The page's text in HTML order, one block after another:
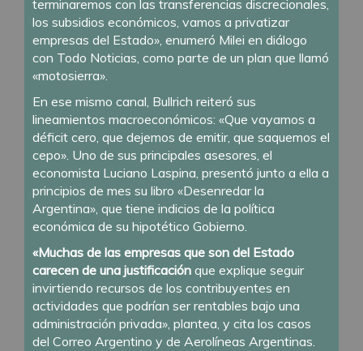
terminaremos con las transferencias discrecionales,
los subsidios económicos, vamos a privatizar
empresas del Estado», enumeró Milei en diálogo
con Todo Noticias, como parte de un plan que llamó
«motosierra».
En ese mismo canal, Bullrich reiteró sus
lineamientos macroeconómicos: «Que vayamos a
déficit cero, que dejemos de emitir, que saquemos el
cepo». Uno de sus principales asesores, el
economista Luciano Laspina, presentó junto a ella a
principios de mes su libro «Desenredar la
Argentina», que tiene indicios de la política
económica de su hipotético Gobierno.
«Muchas de las empresas que son del Estado
carecen de una justificación que explique seguir
invirtiendo recursos de los contribuyentes en
actividades que podrían ser rentables bajo una
administración privada», plantea, y cita los casos
del Correo Argentino y de Aerolíneas Argentinas.